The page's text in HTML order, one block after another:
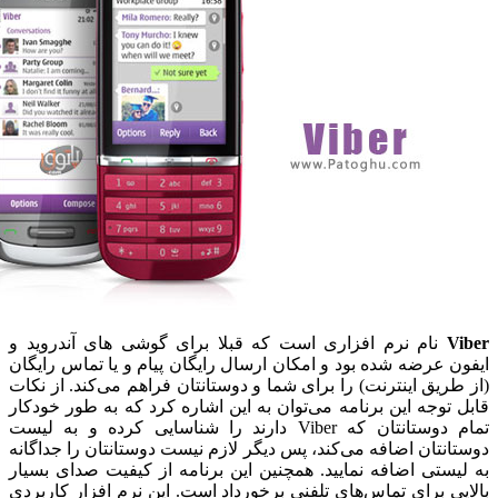
نام نرم افزاری است که قبلا برای گوشی های آندروید و
عرضه شده بود و امکان ارسال رایگان پیام و یا تماس رایگان
اینترنت) را برای شما و دوستانتان فراهم می‌کند. از نکات
توجه این برنامه می‌توان به این اشاره کرد که به طور خودکار
تمام دوستانتان که Viber دارند را شناسایی کرده و به لیست
اضافه می‌کند، پس دیگر لازم نیست دوستانتان را جداگانه
اضافه نمایید. همچنین این برنامه از کیفیت صدای بسیار
برای تماس‌های تلفنی برخورداد است. این نرم افزار کاربردی